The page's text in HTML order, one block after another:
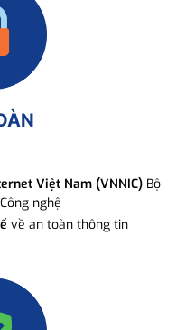
Việt Nam (VNNIC) Bộ
nghệ
về an toàn thông tin